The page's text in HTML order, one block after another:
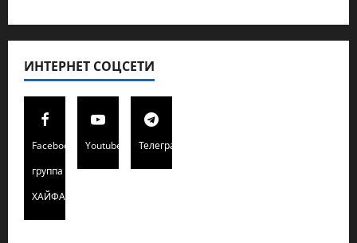
ИНТЕРНЕТ СОЦСЕТИ
Facebook
группа
ХАЙФАИНФО
Youtube Телеграмм